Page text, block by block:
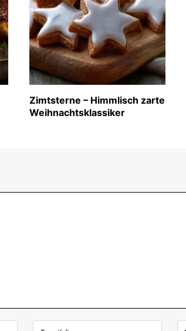
Zimtsterne – Himmlisch zarte
Weihnachtsklassiker